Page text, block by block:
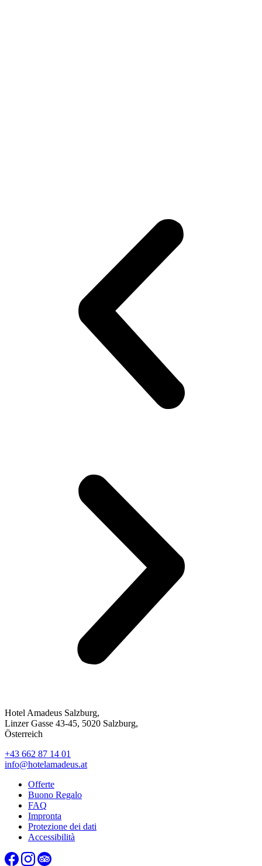
Hotel Amadeus Salzburg,
Linzer Gasse 43-45, 5020 Salzburg,
Österreich
+43 662 87 14 01
info@hotelamadeus.at
Offerte
Buono Regalo
FAQ
Impronta
Protezione dei dati
Accessibilità